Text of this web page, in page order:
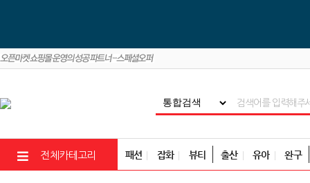
전체카테고리 패션 잡화 뷰티 출산 유아 완구